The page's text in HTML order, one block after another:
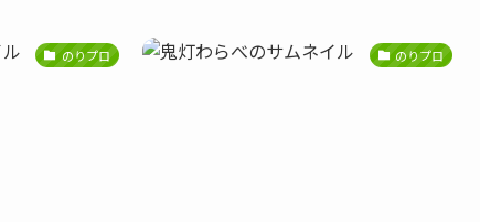
のりプロ のりプロ